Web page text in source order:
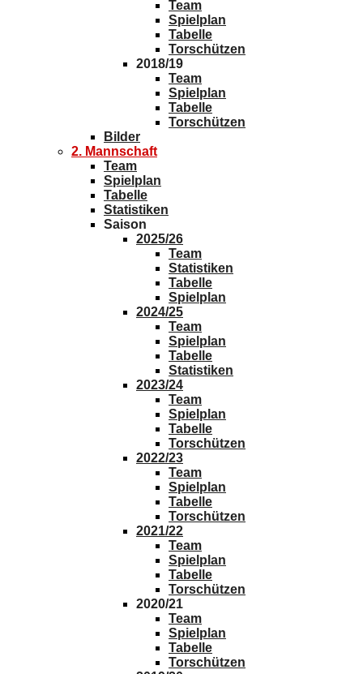
Team
Spielplan
Tabelle
Torschützen
2018/19
Team
Spielplan
Tabelle
Torschützen
Bilder
2. Mannschaft
Team
Spielplan
Tabelle
Statistiken
Saison
2025/26
Team
Statistiken
Tabelle
Spielplan
2024/25
Team
Spielplan
Tabelle
Statistiken
2023/24
Team
Spielplan
Tabelle
Torschützen
2022/23
Team
Spielplan
Tabelle
Torschützen
2021/22
Team
Spielplan
Tabelle
Torschützen
2020/21
Team
Spielplan
Tabelle
Torschützen